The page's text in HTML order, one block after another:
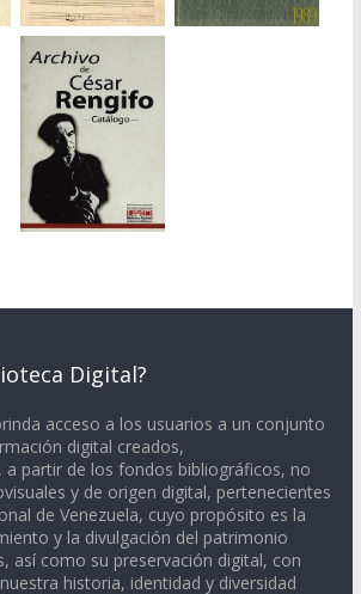
Digital?
acceso a los usuarios a un conjunto
digital creados,
partir de los fondos bibliográficos, no
y de origen digital, pertenecientes
de Venezuela, cuyo propósito es la
y la divulgación del patrimonio
así como su preservación digital, con
historia, identidad y diversidad